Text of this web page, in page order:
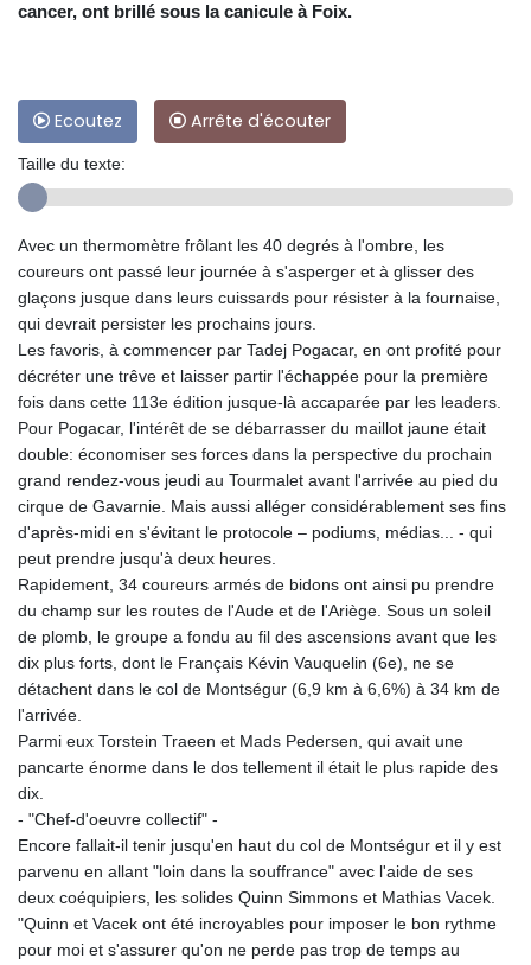
cancer, ont brillé sous la canicule à Foix.
Ecoutez Arrête d'écouter
Taille du texte:
Avec un thermomètre frôlant les 40 degrés à l'ombre, les
coureurs ont passé leur journée à s'asperger et à glisser des
glaçons jusque dans leurs cuissards pour résister à la fournaise,
qui devrait persister les prochains jours.
Les favoris, à commencer par Tadej Pogacar, en ont profité pour
décréter une trêve et laisser partir l'échappée pour la première
fois dans cette 113e édition jusque-là accaparée par les leaders.
Pour Pogacar, l'intérêt de se débarrasser du maillot jaune était
double: économiser ses forces dans la perspective du prochain
grand rendez-vous jeudi au Tourmalet avant l'arrivée au pied du
cirque de Gavarnie. Mais aussi alléger considérablement ses fins
d'après-midi en s'évitant le protocole – podiums, médias... - qui
peut prendre jusqu'à deux heures.
Rapidement, 34 coureurs armés de bidons ont ainsi pu prendre
du champ sur les routes de l'Aude et de l'Ariège. Sous un soleil
de plomb, le groupe a fondu au fil des ascensions avant que les
dix plus forts, dont le Français Kévin Vauquelin (6e), ne se
détachent dans le col de Montségur (6,9 km à 6,6%) à 34 km de
l'arrivée.
Parmi eux Torstein Traeen et Mads Pedersen, qui avait une
pancarte énorme dans le dos tellement il était le plus rapide des
dix.
- "Chef-d'oeuvre collectif" -
Encore fallait-il tenir jusqu'en haut du col de Montségur et il y est
parvenu en allant "loin dans la souffrance" avec l'aide de ses
deux coéquipiers, les solides Quinn Simmons et Mathias Vacek.
"Quinn et Vacek ont été incroyables pour imposer le bon rythme
pour moi et s'assurer qu'on ne perde pas trop de temps au